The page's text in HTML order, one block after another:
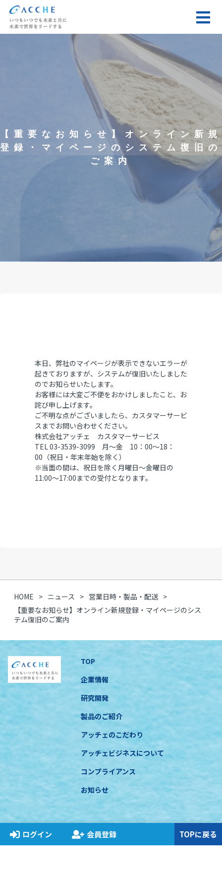
【重要なお知らせ】オンライン新規
登録・マイページのシステム復旧の
ご案内
本日、弊社のマイページが表示できないエラーが
起きておりますが、システムが復旧いたしました
のでお知らせいたします。
お客様には大変ご不便をおかけしましたこと、お
詫び申し上げます。
ご不明な点がございましたら、カスタマーサービ
スまでお問い合わせください。
株式会社アッチェ カスタマーサービス
TEL 03-3539-3099 月～金 10：00～18：
00（祝日・年末年始を除く）
※当面の間は、祝日を除く月曜日～金曜日の
11:00～17:00までの受付となります。
HOME ニュース
営業日時・製品・配送
【重要なお知らせ】オンライン新規登録・マイページのシス
テム復旧のご案内
TOP
企業情報
研究開発
製品のご紹介
アッチェのこだわり
アッチェビジネスについて
コンプライアンス
お知らせ
ログイン 会員登録 TOPに戻る